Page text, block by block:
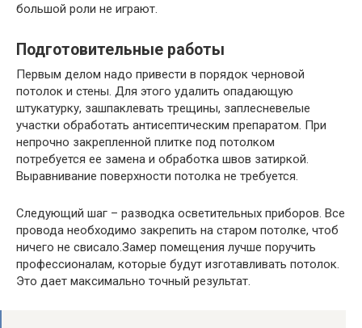
большой роли не играют.
Подготовительные работы
Первым делом надо привести в порядок черновой
потолок и стены. Для этого удалить опадающую
штукатурку, зашпаклевать трещины, заплесневелые
участки обработать антисептическим препаратом. При
непрочно закрепленной плитке под потолком
потребуется ее замена и обработка швов затиркой.
Выравнивание поверхности потолка не требуется.
Следующий шаг – разводка осветительных приборов. Все
провода необходимо закрепить на старом потолке, чтоб
ничего не свисало.Замер помещения лучше поручить
профессионалам, которые будут изготавливать потолок.
Это дает максимально точный результат.